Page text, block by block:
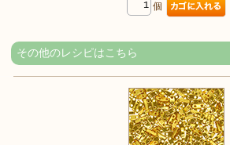
個
その他のレシピはこちら